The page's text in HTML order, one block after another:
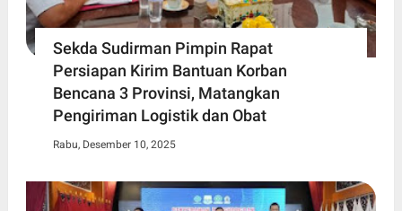
Sekda Sudirman Pimpin Rapat
Persiapan Kirim Bantuan Korban
Bencana 3 Provinsi, Matangkan
Pengiriman Logistik dan Obat
Rabu, Desember 10, 2025